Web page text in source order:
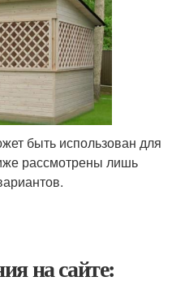
быть использован для
рассмотрены лишь
на сайте: